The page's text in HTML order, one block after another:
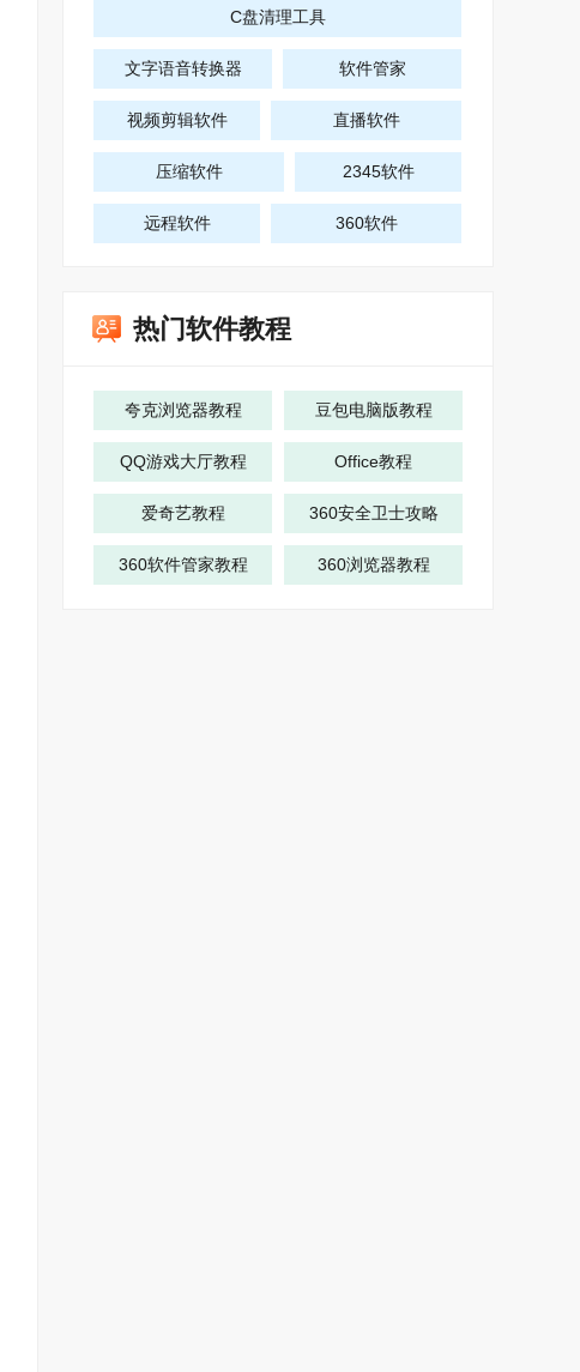
C盘清理工具
文字语音转换器 软件管家
视频剪辑软件 直播软件
压缩软件 2345软件
远程软件 360软件
热门软件教程
夸克浏览器教程 豆包电脑版教程
QQ游戏大厅教程 Office教程
爱奇艺教程 360安全卫士攻略
360软件管家教程 360浏览器教程